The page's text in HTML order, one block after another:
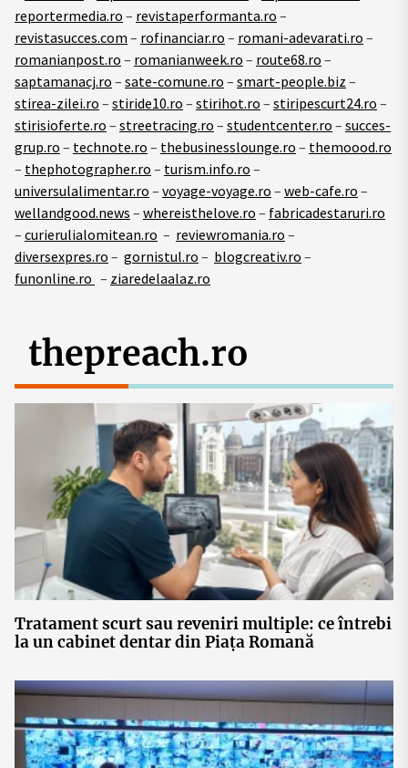
reportermedia.ro – revistaperformanta.ro –
revistasucces.com – rofinanciar.ro – romani-adevarati.ro –
romanianpost.ro – romanianweek.ro – route68.ro –
saptamanacj.ro – sate-comune.ro – smart-people.biz –
stirea-zilei.ro – stiride10.ro – stirihot.ro – stiripescurt24.ro –
stirisioferte.ro – streetracing.ro – studentcenter.ro – succes-
grup.ro – technote.ro – thebusinesslounge.ro – themoood.ro
– thephotographer.ro – turism.info.ro –
universulalimentar.ro – voyage-voyage.ro – web-cafe.ro –
wellandgood.news – whereisthelove.ro – fabricadestaruri.ro
– curierulialomitean.ro – reviewromania.ro –
diversexpres.ro – gornistul.ro – blogcreativ.ro –
funonline.ro – ziaredelaalaz.ro
thepreach.ro
Tratament scurt sau reveniri multiple: ce întrebi
la un cabinet dentar din Piața Romană